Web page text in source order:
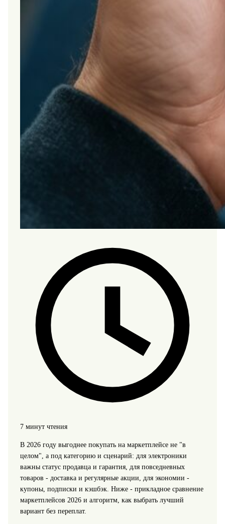
7 минут чтения
В 2026 году выгоднее покупать на маркетплейсе не "в
целом", а под категорию и сценарий: для электроники
важны статус продавца и гарантия, для повседневных
товаров - доставка и регулярные акции, для экономии -
купоны, подписки и кэшбэк. Ниже - прикладное сравнение
маркетплейсов 2026 и алгоритм, как выбрать лучший
вариант без переплат.